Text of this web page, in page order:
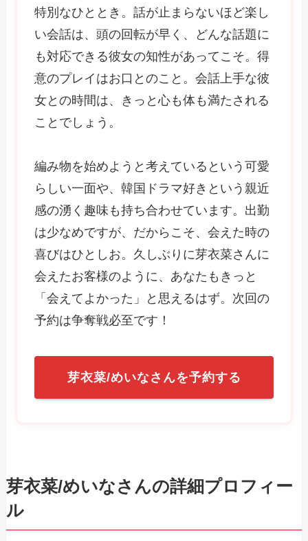
特別なひととき。話が止まらないほど楽し
い会話は、頭の回転が早く、どんな話題に
も対応できる彼女の知性があってこそ。得
意のプレイはお口とのこと。会話上手な彼
女との時間は、きっと心も体も満たされる
ことでしょう。
編み物を始めようと考えているという可愛
らしい一面や、韓国ドラマ好きという親近
感の湧く趣味も持ち合わせています。出勤
は少なめですが、だからこそ、会えた時の
喜びはひとしお。久しぶりに芽衣菜さんに
会えたお客様のように、あなたもきっと
「会えてよかった」と思えるはず。次回の
予約は争奪戦必至です！
芽衣菜/めいなさんを予約する
芽衣菜/めいなさんの詳細プロフィー
ル